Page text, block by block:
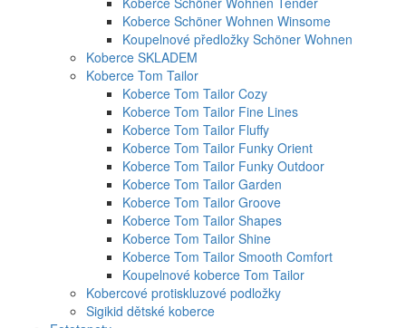
Koberce Schöner Wohnen Winsome
Koupelnové předložky Schöner Wohnen
Koberce SKLADEM
Koberce Tom Tailor
Koberce Tom Tailor Cozy
Koberce Tom Tailor Fine Lines
Koberce Tom Tailor Fluffy
Koberce Tom Tailor Funky Orient
Koberce Tom Tailor Funky Outdoor
Koberce Tom Tailor Garden
Koberce Tom Tailor Groove
Koberce Tom Tailor Shapes
Koberce Tom Tailor Shine
Koberce Tom Tailor Smooth Comfort
Koupelnové koberce Tom Tailor
Kobercové protiskluzové podložky
Sigikid dětské koberce